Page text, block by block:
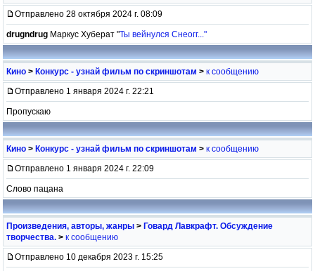
Отправлено 28 октября 2024 г. 08:09
drugndrug Маркус Хуберат "Ты вейнулся Снеогг..."
Кино > Конкурс - узнай фильм по скриншотам > к сообщению
Отправлено 1 января 2024 г. 22:21
Пропускаю
Кино > Конкурс - узнай фильм по скриншотам > к сообщению
Отправлено 1 января 2024 г. 22:09
Слово пацана
Произведения, авторы, жанры > Говард Лавкрафт. Обсуждение
творчества. > к сообщению
Отправлено 10 декабря 2023 г. 15:25